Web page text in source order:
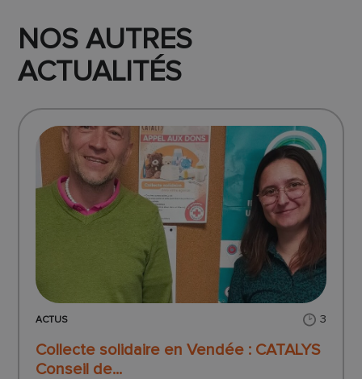
NOS AUTRES
ACTUALITÉS
ACTUS 3
Collecte solidaire en Vendée : CATALYS
Conseil de...